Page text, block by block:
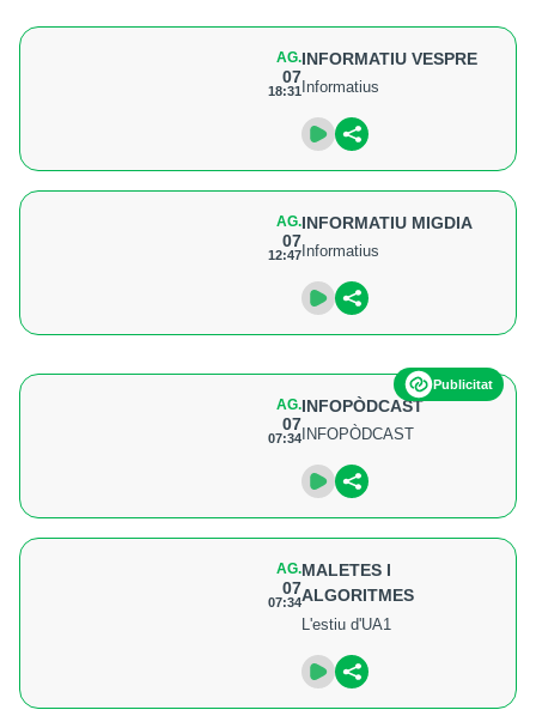
AG.
07
18:31
INFORMATIU VESPRE
Informatius
AG.
07
12:47
INFORMATIU MIGDIA
Informatius
Publicitat
AG.
07
07:34
INFOPÒDCAST
INFOPÒDCAST
AG.
07
07:34
MALETES I
ALGORITMES
L'estiu d'UA1